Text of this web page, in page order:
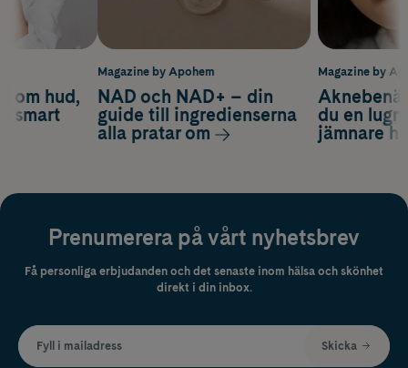
Magazine by
du en
jämnare
om hud,
smart
Magazine by Apohem
NAD och NAD+ – din
guide till ingredienserna
alla pratar om
Prenumerera på vårt nyhetsbrev
Få personliga erbjudanden och det senaste inom hälsa och skönhet
direkt i din inbox.
Fyll i mailadress Skicka